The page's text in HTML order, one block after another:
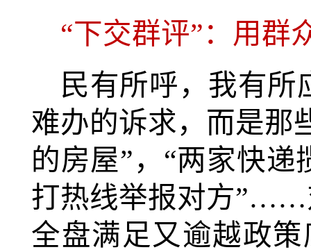
“下交群评”：用群
民有所呼，我有所
难办的诉求，而是那
的房屋”，“两家快
打热线举报对方”……
全盘满足又逾越政